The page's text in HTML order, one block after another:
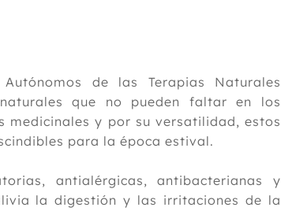
de las Terapias Naturales
que no pueden faltar en los
medicinales y por su versatilidad, estos
para la época estival.
antialérgicas, antibacterianas y
la digestión y las irritaciones de la